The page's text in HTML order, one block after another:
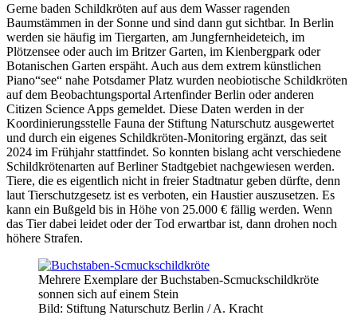
Gerne baden Schildkröten auf aus dem Wasser ragenden
Baumstämmen in der Sonne und sind dann gut sichtbar. In Berlin
werden sie häufig im Tiergarten, am Jungfernheideteich, im
Plötzensee oder auch im Britzer Garten, im Kienbergpark oder
Botanischen Garten erspäht. Auch aus dem extrem künstlichen
Piano“see“ nahe Potsdamer Platz wurden neobiotische Schildkröten
auf dem Beobachtungsportal Artenfinder Berlin oder anderen
Citizen Science Apps gemeldet. Diese Daten werden in der
Koordinierungsstelle Fauna der Stiftung Naturschutz ausgewertet
und durch ein eigenes Schildkröten-Monitoring ergänzt, das seit
2024 im Frühjahr stattfindet. So konnten bislang acht verschiedene
Schildkrötenarten auf Berliner Stadtgebiet nachgewiesen werden.
Tiere, die es eigentlich nicht in freier Stadtnatur geben dürfte, denn
laut Tierschutzgesetz ist es verboten, ein Haustier auszusetzen. Es
kann ein Bußgeld bis in Höhe von 25.000 € fällig werden. Wenn
das Tier dabei leidet oder der Tod erwartbar ist, dann drohen noch
höhere Strafen.
Mehrere Exemplare der Buchstaben-Scmuckschildkröte
sonnen sich auf einem Stein
Bild: Stiftung Naturschutz Berlin / A. Kracht